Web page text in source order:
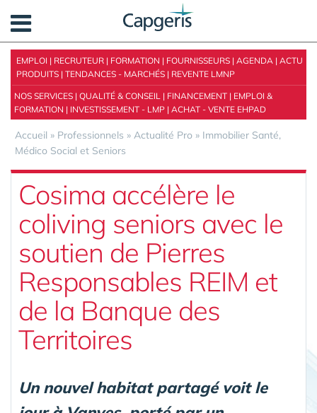
EMPLOI | RECRUTEUR | FORMATION | FOURNISSEURS | AGENDA | ACTU
PRODUITS | TENDANCES - MARCHÉS | REVENTE LMNP
NOS SERVICES | QUALITÉ & CONSEIL | FINANCEMENT | EMPLOI &
FORMATION | INVESTISSEMENT - LMP | ACHAT - VENTE EHPAD
Accueil » Professionnels » Actualité Pro » Immobilier Santé,
Médico Social et Seniors
Cosima accélère le
coliving seniors avec le
soutien de Pierres
Responsables REIM et
de la Banque des
Territoires
Un nouvel habitat partagé voit le
Panneau de gestion des cookies